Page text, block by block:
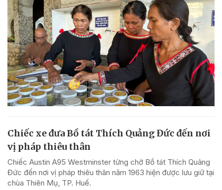
Chiếc xe đưa Bồ tát Thích Quảng Đức đến nơi
vị pháp thiêu thân
Chiếc Austin A95 Westminster từng chở Bồ tát Thích Quảng
Đức đến nơi vị pháp thiêu thân năm 1963 hiện được lưu giữ tại
chùa Thiên Mụ, TP. Huế.